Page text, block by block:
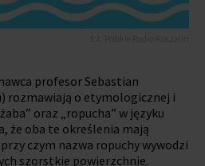
profesor Sebastian
rozmawiają o etymologicznej i
oraz „ropucha” w języku
że oba te określenia mają
czym nazwa ropuchy wywodzi
szorstkie powierzchnie.